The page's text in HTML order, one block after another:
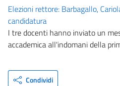
Elezioni rettore: Barbagallo,
candidatura
I tre docenti hanno inviato un
accademica all'indomani della
Condividi